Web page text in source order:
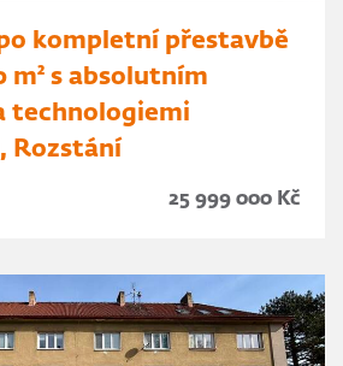
kompletní přestavbě
m² s absolutním
technologiemi
Rozstání
25 999 000 Kč